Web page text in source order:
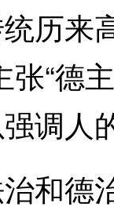
历来
“德
调人
德